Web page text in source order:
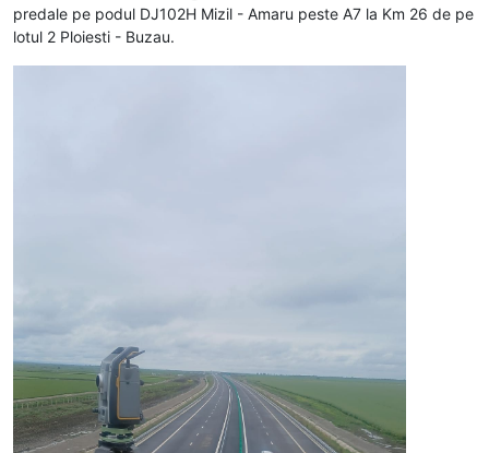
predale pe podul DJ102H Mizil - Amaru peste A7 la Km 26 de pe
lotul 2 Ploiesti - Buzau.